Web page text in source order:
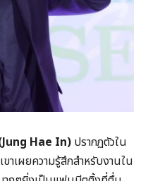
Hae In) ปรากฏตัวใน
าเผยความรู้สึกสำหรับงานใน